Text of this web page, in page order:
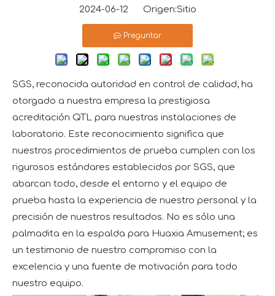
2024-06-12 Origen:Sitio
Preguntar
SGS, reconocida autoridad en control de calidad, ha
otorgado a nuestra empresa la prestigiosa
acreditación QTL para nuestras instalaciones de
laboratorio. Este reconocimiento significa que
nuestros procedimientos de prueba cumplen con los
rigurosos estándares establecidos por SGS, que
abarcan todo, desde el entorno y el equipo de
prueba hasta la experiencia de nuestro personal y la
precisión de nuestros resultados. No es sólo una
palmadita en la espalda para Huaxia Amusement; es
un testimonio de nuestro compromiso con la
excelencia y una fuente de motivación para todo
nuestro equipo.